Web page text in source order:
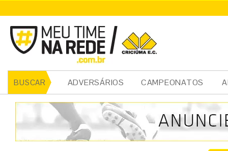
BUSCAR ADVERSÁRIOS CAMPEONATOS